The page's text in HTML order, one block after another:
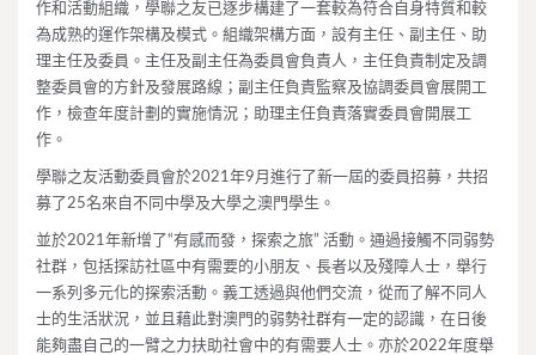
作和活動組織，學聯之友已逐步構建了一套較為符合自身特質和較
為成熟的運作架構及模式。組織架構方面，設有主任、副主任、助
理主任及委員。主任及副主任為委員會負責人，主任負責制定及調
整委員會的方針及發展路線；副主任負責監察及協調委員會展開工
作，檢查年度計劃的實施情況；助理主任負責落實委員會開展工
作。
學聯之友活動委員會於2021年9月進行了新一屆的委員招募，共招
募了25名來自不同中學及大學之澳門學生。
並於2021年新增了“有感而發，探索之旅” 活動。通過接觸不同弱勢
社群，包括探訪社區中有需要的小朋友、長者以及殘障人士，舉行
一系列多元化的探索活動。義工透過與他們交流，從而了解不同人
士的生活狀況，並且藉此對澳門的弱勢社群有一定的認識，在日後
能夠盡自己的一臂之力扶助社會中的有需要人士。亦於2022年度舉